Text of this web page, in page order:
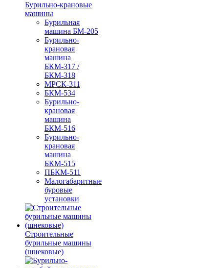
Бурильно-крановые
машины
Бурильная
машина БМ-205
Бурильно-
крановая
машина
БКМ-317 /
БКМ-318
МРСК-311
БКМ-534
Бурильно-
крановая
машина
БКМ-516
Бурильно-
крановая
машина
БКМ-515
ПБКМ-511
Малогабаритные
буровые
установки
Строительные
бурильные машины
(шнековые)